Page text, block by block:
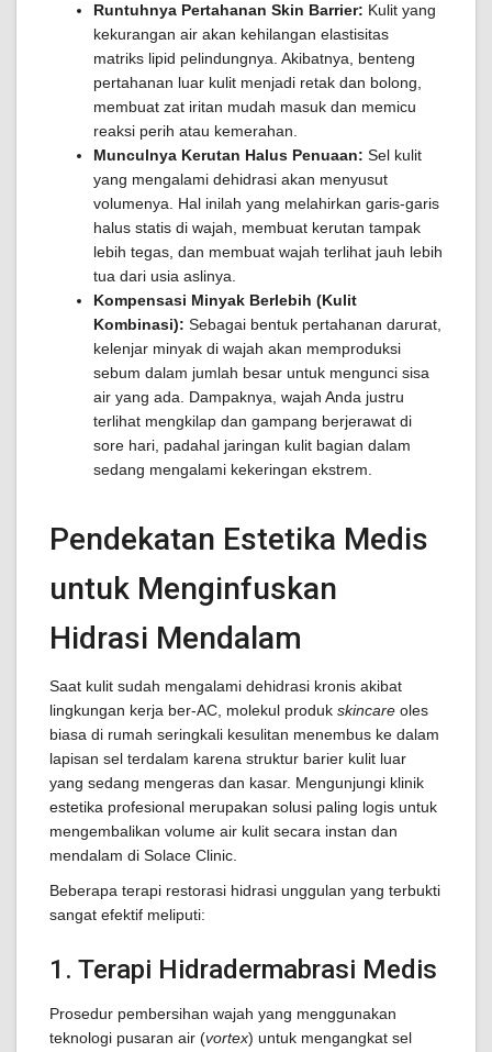
Runtuhnya Pertahanan Skin Barrier: Kulit yang
kekurangan air akan kehilangan elastisitas
matriks lipid pelindungnya. Akibatnya, benteng
pertahanan luar kulit menjadi retak dan bolong,
membuat zat iritan mudah masuk dan memicu
reaksi perih atau kemerahan.
Munculnya Kerutan Halus Penuaan: Sel kulit
yang mengalami dehidrasi akan menyusut
volumenya. Hal inilah yang melahirkan garis-garis
halus statis di wajah, membuat kerutan tampak
lebih tegas, dan membuat wajah terlihat jauh lebih
tua dari usia aslinya.
Kompensasi Minyak Berlebih (Kulit
Kombinasi): Sebagai bentuk pertahanan darurat,
kelenjar minyak di wajah akan memproduksi
sebum dalam jumlah besar untuk mengunci sisa
air yang ada. Dampaknya, wajah Anda justru
terlihat mengkilap dan gampang berjerawat di
sore hari, padahal jaringan kulit bagian dalam
sedang mengalami kekeringan ekstrem.
Pendekatan Estetika Medis
untuk Menginfuskan
Hidrasi Mendalam
Saat kulit sudah mengalami dehidrasi kronis akibat
lingkungan kerja ber-AC, molekul produk skincare oles
biasa di rumah seringkali kesulitan menembus ke dalam
lapisan sel terdalam karena struktur barier kulit luar
yang sedang mengeras dan kasar. Mengunjungi klinik
estetika profesional merupakan solusi paling logis untuk
mengembalikan volume air kulit secara instan dan
mendalam di Solace Clinic.
Beberapa terapi restorasi hidrasi unggulan yang terbukti
sangat efektif meliputi:
1. Terapi Hidradermabrasi Medis
Prosedur pembersihan wajah yang menggunakan
teknologi pusaran air (vortex) untuk mengangkat sel